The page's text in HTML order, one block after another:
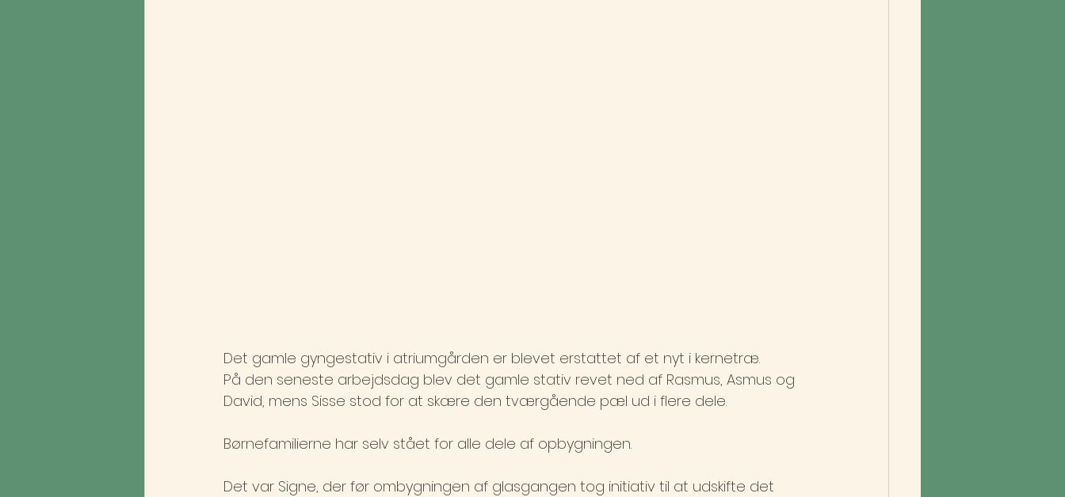
Det gamle gyngestativ i atriumgården er blevet erstattet af et nyt i kernetræ.
På den seneste arbejdsdag blev det gamle stativ revet ned af Rasmus, Asmus og
David, mens Sisse stod for at skære den tværgående pæl ud i flere dele.
Børnefamilierne har selv stået for alle dele af opbygningen.
Det var Signe, der før ombygningen af glasgangen tog initiativ til at udskifte det